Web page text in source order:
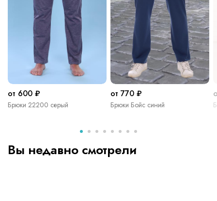
от 600 ₽
Брюки 22200 серый
от 770 ₽
Брюки Бойс синий
Вы недавно смотрели